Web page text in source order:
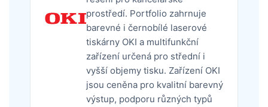
prostředí. Portfolio zahrnuje
barevné i černobílé laserové
tiskárny OKI a multifunkční
zařízení určená pro střední i
vyšší objemy tisku. Zařízení OKI
jsou ceněna pro kvalitní barevný
výstup, podporu různých typů